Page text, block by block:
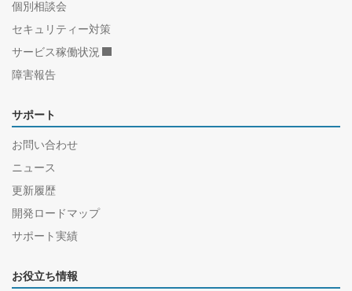
個別相談会
セキュリティー対策
サービス稼働状況
障害報告
サポート
お問い合わせ
ニュース
更新履歴
開発ロードマップ
サポート実績
お役立ち情報